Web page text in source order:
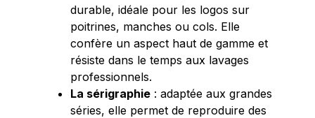
durable, idéale pour les logos sur
poitrines, manches ou cols. Elle
confère un aspect haut de gamme et
résiste dans le temps aux lavages
professionnels.
La sérigraphie : adaptée aux grandes
séries, elle permet de reproduire des